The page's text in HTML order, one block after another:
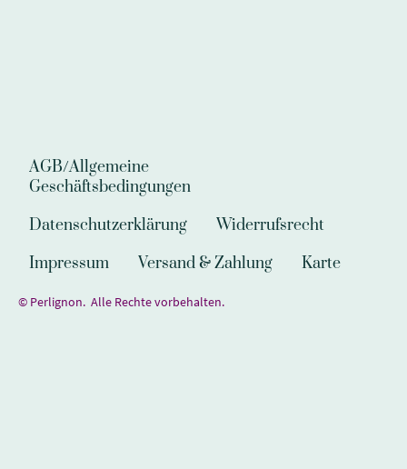
AGB/Allgemeine
Geschäftsbedingungen
Datenschutzerklärung
Widerrufsrecht
Impressum
Versand & Zahlung Karte
© Perlignon. Alle Rechte vorbehalten.